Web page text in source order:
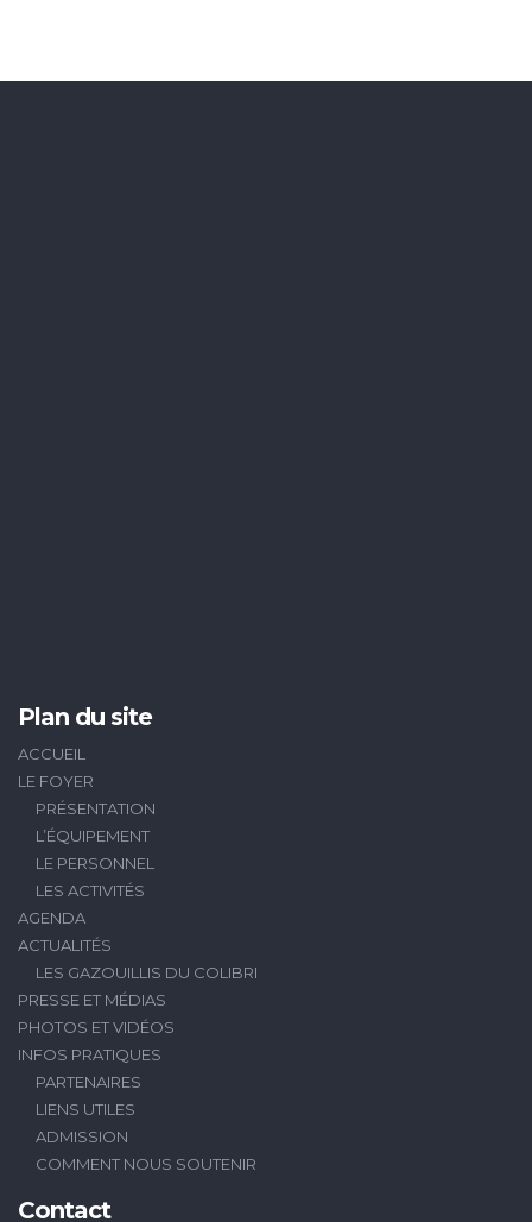
Plan du site
ACCUEIL
LE FOYER
PRÉSENTATION
L’ÉQUIPEMENT
LE PERSONNEL
LES ACTIVITÉS
AGENDA
ACTUALITÉS
LES GAZOUILLIS DU COLIBRI
PRESSE ET MÉDIAS
PHOTOS ET VIDÉOS
INFOS PRATIQUES
PARTENAIRES
LIENS UTILES
ADMISSION
COMMENT NOUS SOUTENIR
Contact